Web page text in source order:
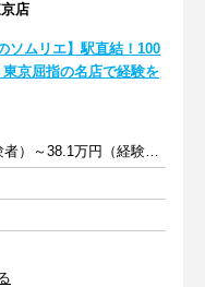
店
ソムリエ】駅直結！100
京屈指の名店で経験を
月給24.6万円（未経験者）～38.1万円（経験者）+交通費